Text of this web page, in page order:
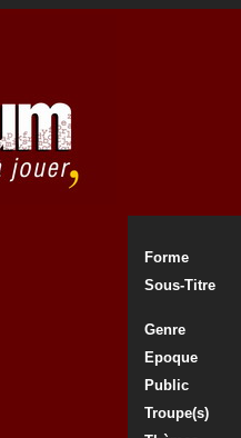
Forme
Sous-Titre
Genre
Epoque
Public
Troupe(s)